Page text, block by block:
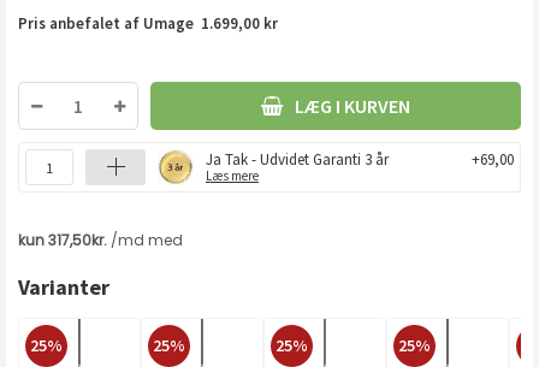
Pris anbefalet af Umage 1.699,00 kr
LÆG I KURVEN
Ja Tak - Udvidet Garanti 3 år
Læs mere
+69,00
Varianter
25% 25% 25% 25%